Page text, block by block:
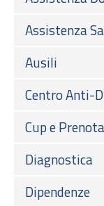
Assistenza
Ausili
Centro Anti-
Cup e
Diagnostica
Dipendenze